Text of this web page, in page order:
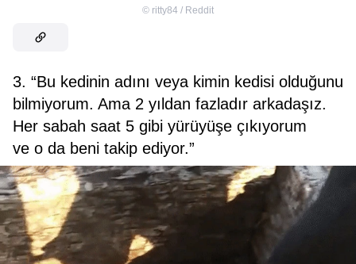
© ritty84 / Reddit
3. “Bu kedinin adını veya kimin kedisi olduğunu
bilmiyorum. Ama 2 yıldan fazladır arkadaşız.
Her sabah saat 5 gibi yürüyüşe çıkıyorum
ve o da beni takip ediyor.”